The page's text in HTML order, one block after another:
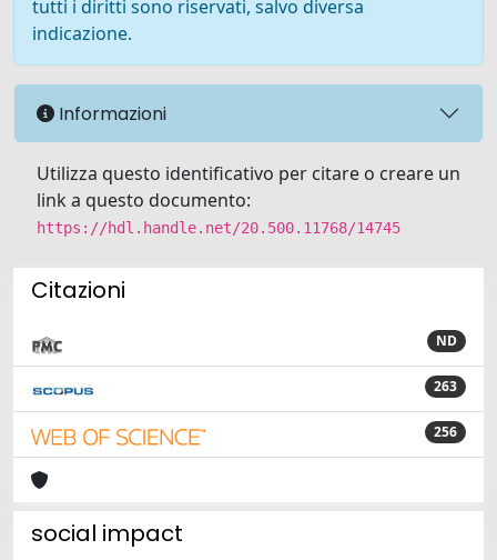
tutti i diritti sono riservati, salvo diversa
indicazione.
Informazioni
Utilizza questo identificativo per citare o creare un
link a questo documento:
https://hdl.handle.net/20.500.11768/14745
Citazioni
ND
263
256
social impact